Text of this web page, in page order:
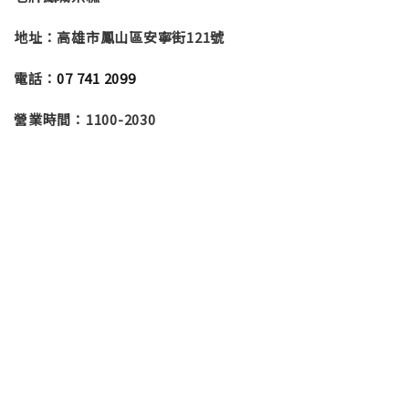
地址：高雄市鳳山區安寧街121號
電話：07 741 2099
營業時間：1100-2030